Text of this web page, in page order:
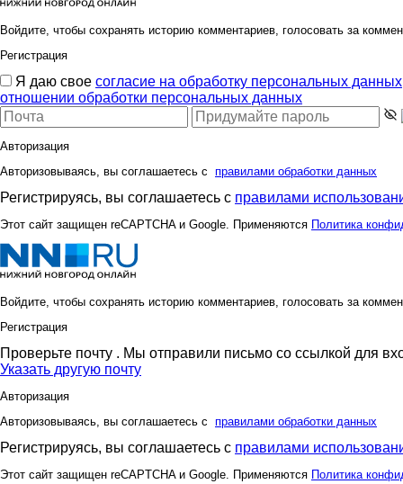
Войдите, чтобы сохранять историю комментариев, голосовать за
Регистрация
Я даю свое согласие на обработку персональных данных
отношении обработки персональных данных
Авторизация
Авторизовываясь, вы соглашаетесь с правилами обработки данных
Регистрируясь, вы соглашаетесь с правилами
Этот сайт защищен reCAPTCHA и Google. Применяются Политика
Войдите, чтобы сохранять историю комментариев, голосовать за
Регистрация
Проверьте почту . Мы отправили письмо со ссылкой для
Указать другую почту
Авторизация
Авторизовываясь, вы соглашаетесь с правилами обработки данных
Регистрируясь, вы соглашаетесь с правилами
Этот сайт защищен reCAPTCHA и Google. Применяются Политика